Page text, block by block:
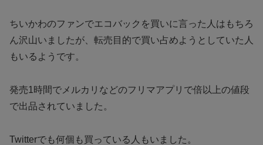
ちいかわのファンでエコバックを買いに言った人はもちろ
ん沢山いましたが、転売目的で買い占めようとしていた人
もいるようです。
発売1時間でメルカリなどのフリマアプリで倍以上の値段
で出品されていました。
Twitterでも何個も買っている人もいました。